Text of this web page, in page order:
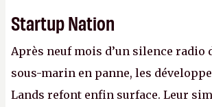
Startup Nation
Après neuf mois d’un silence radio
sous-marin en panne, les
Lands refont enfin surface. Leur